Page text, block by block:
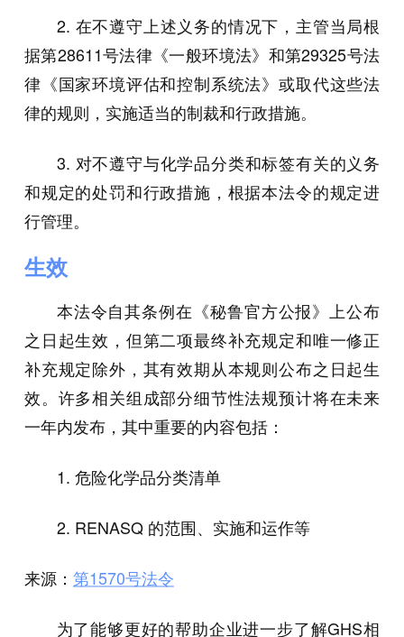
2. 在不遵守上述义务的情况下，主管当局根
据第28611号法律《一般环境法》和第29325号法
律《国家环境评估和控制系统法》或取代这些法
律的规则，实施适当的制裁和行政措施。
3. 对不遵守与化学品分类和标签有关的义务
和规定的处罚和行政措施，根据本法令的规定进
行管理。
生效
本法令自其条例在《秘鲁官方公报》上公布
之日起生效，但第二项最终补充规定和唯一修正
补充规定除外，其有效期从本规则公布之日起生
效。许多相关组成部分细节性法规预计将在未来
一年内发布，其中重要的内容包括：
1. 危险化学品分类清单
2. RENASQ 的范围、实施和运作等
来源： 第1570号法令
为了能够更好的帮助企业进一步了解GHS相